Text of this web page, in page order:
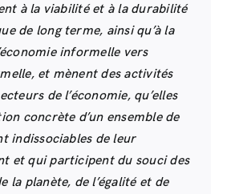
à la viabilité et à la durabilité
de long terme, ainsi qu’à la
informelle vers
et mènent des activités
de l’économie, qu’elles
concrète d’un ensemble de
indissociables de leur
et qui participent du souci des
la planète, de l’égalité et de